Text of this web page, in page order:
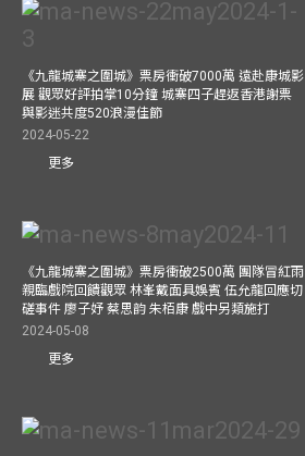
《九龍城寨之圍城》票房衝破7000萬 遠赴康城影
展 觀眾好評拍掌10分鐘 城寨四子趕返香港謝票
與影迷共度520浪漫佳節
2024-05-22
更多
《九龍城寨之圍城》票房衝破2500萬 團隊冒紅雨
親臨戲院回饋觀眾 林峯戴面具娛賓 伍允龍回應切
磋事件 廖子妤 蔡思韵 朱栢康 戲中另類施打
2024-05-08
更多